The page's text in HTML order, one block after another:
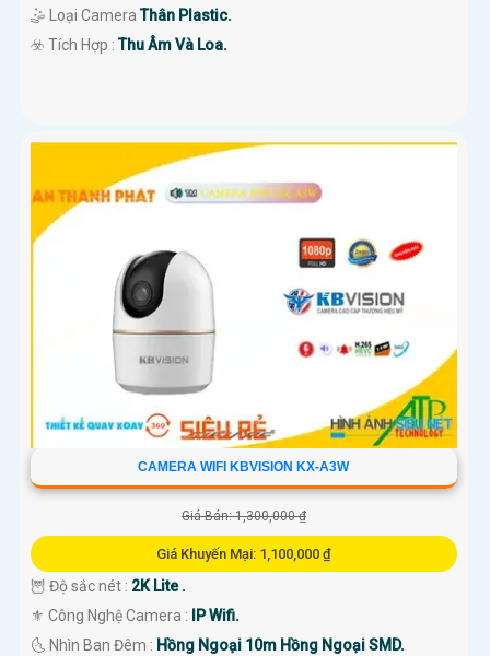
🤹 Loại CameraThân Plastic.
️☣️ Tích Hợp :Thu Âm Và Loa.
CAMERA WIFI KBVISION KX-A3W
Giá Bán: 1,300,000 ₫
Giá Khuyến Mại: 1,100,000 ₫
🦉 Độ sắc nét : 2K Lite .
⚜️ Công Nghệ Camera :
IP Wifi.
🌜 Nhìn Ban Đêm : Hồng Ngoại 10m Hồng Ngoại SMD.